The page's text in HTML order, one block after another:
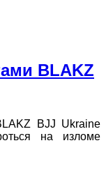
BLAKZ
BJJ Ukraine
на изломе